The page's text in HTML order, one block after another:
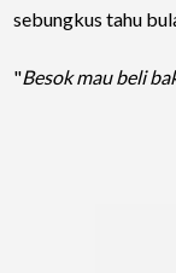
sebungkus tahu
"Besok mau beli